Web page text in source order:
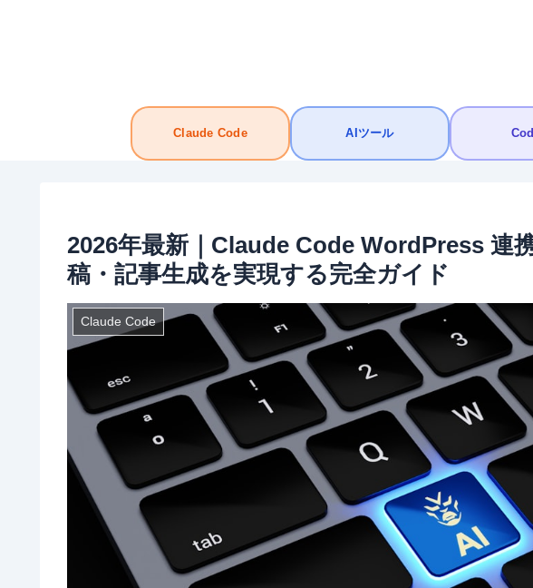
Claude Code AIツール
2026年最新｜Claude Code WordPress 連
稿・記事生成を実現する完全ガイド
Claude Code